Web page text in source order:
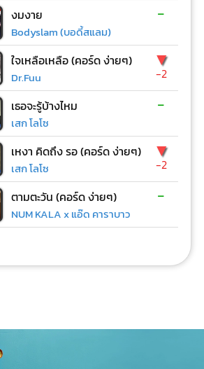
งมงาย
Bodyslam (บอดี้สแลม)
-
ใจเหลือเหลือ (คอร์ด ง่ายๆ)
Dr.Fuu
▼
-2
เธอจะรู้บ้างไหม
เสก โลโซ
-
เหงา คิดถึง รอ (คอร์ด ง่ายๆ)
เสก โลโซ
▼
-2
ตามตะวัน (คอร์ด ง่ายๆ)
NUM KALA x แอ๊ด คาราบาว
-